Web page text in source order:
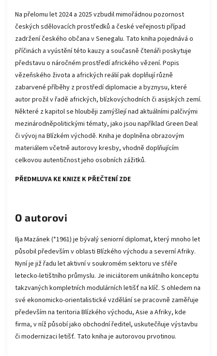
Na přelomu let 2024 a 2025 vzbudil mimořádnou pozornost
českých sdělovacích prostředků a české veřejnosti případ
zadržení českého občana v Senegalu. Tato kniha pojednává o
příčinách a vyústění této kauzy a současně čtenáři poskytuje
představu o náročném prostředí afrického vězení. Popis
vězeňského života a afrických reálií pak doplňují různě
zabarvené příběhy z prostředí diplomacie a byznysu, které
autor prožil v řadě afrických, blízkovýchodních či asijských zemí.
Některé z kapitol se hlouběji zamýšlejí nad aktuálními palčivými
mezinárodněpolitickými tématy, jako jsou například Green Deal
či vývoj na Blízkém východě. Kniha je doplněna obrazovým
materiálem včetně autorovy kresby, vhodně doplňujícím
celkovou autentičnost jeho osobních zážitků.
PŘEDMLUVA KE KNIZE K PŘEČTENÍZDE
O autorovi
Ilja Mazánek (*1961) je bývalý seniorní diplomat, který mnoho let
působil především v oblasti Blízkého východu a severní Afriky.
Nyní je již řadu let aktivní v soukromém sektoru ve sféře
letecko-letištního průmyslu. Je iniciátorem unikátního konceptu
takzvaných kompletních modulárních letišť na klíč. S ohledem na
své ekonomicko-orientalistické vzdělání se pracovně zaměřuje
především na teritoria Blízkého východu, Asie a Afriky, kde
firma, v níž působí jako obchodní ředitel, uskutečňuje výstavbu
či modernizaci letišť. Tato kniha je autorovou prvotinou.